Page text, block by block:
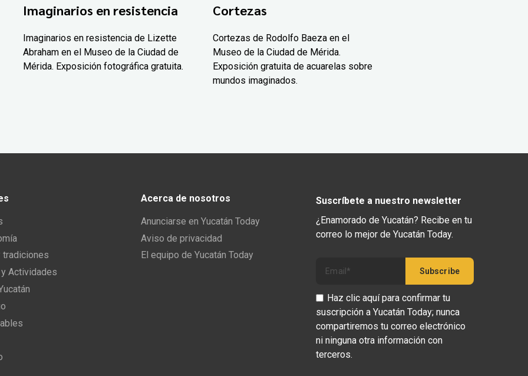
Imaginarios en resistencia
Imaginarios en resistencia de Lizette
Abraham en el Museo de la Ciudad de
Mérida. Exposición fotográfica gratuita.
Cortezas
Cortezas de Rodolfo Baeza en el
Museo de la Ciudad de Mérida.
Exposición gratuita de acuarelas sobre
mundos imaginados.
tradiciones
Actividades
Acerca de nosotros
Anunciarse en Yucatán Today
Aviso de privacidad
El equipo de Yucatán Today
Suscríbete a nuestro newsletter
¿Enamorado de Yucatán? Recibe en tu
correo lo mejor de Yucatán Today.
Haz clic aquí para confirmar tu
suscripción a Yucatán Today; nunca
compartiremos tu correo electrónico
ni ninguna otra información con
terceros.